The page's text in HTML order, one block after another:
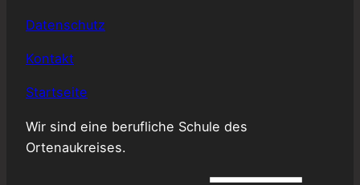
Datenschutz
Kontakt
Startseite
Wir sind eine berufliche Schule des
Ortenaukreises.